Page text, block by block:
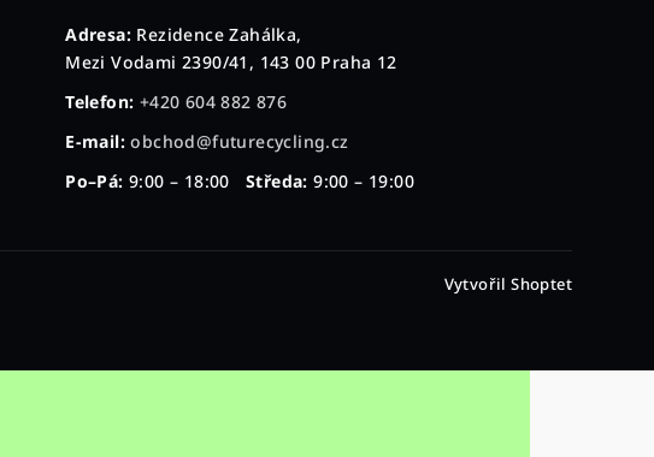
Adresa: Rezidence Zahálka,
Mezi Vodami 2390/41, 143 00 Praha 12
Telefon: +420 604 882 876
E-mail: obchod@futurecycling.cz
Po–Pá: 9:00 – 18:00Středa: 9:00 – 19:00
Vytvořil Shoptet